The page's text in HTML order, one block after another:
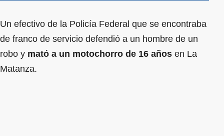
Un efectivo de la Policía Federal que se encontraba
de franco de servicio defendió a un hombre de un
robo y mató a un motochorro de 16 años en La
Matanza.